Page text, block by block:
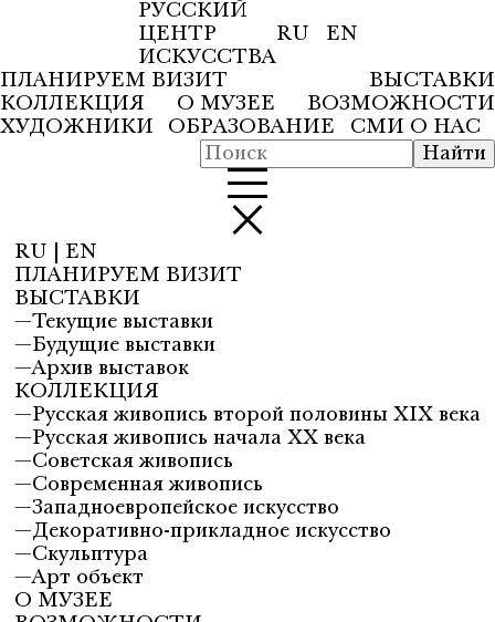
РУССКИЙ
ЦЕНТР
ИСКУССТВА
RU
EN
ПЛАНИРУЕМ ВИЗИТ
ВЫСТАВКИ
КОЛЛЕКЦИЯ
О МУЗЕЕ
ВОЗМОЖНОСТИ
ХУДОЖНИКИ
ОБРАЗОВАНИЕ СМИ О НАС
RU
EN
ПЛАНИРУЕМ ВИЗИТ
ВЫСТАВКИ
—Текущие выставки
—Будущие выставки
—Архив выставок
КОЛЛЕКЦИЯ
—Русская живопись второй половины XIX века
—Русская живопись начала XX века
—Советская живопись
—Современная живопись
—Западноевропейское искусство
—Декоративно-прикладное искусство
—Скульптура
—Арт объект
О МУЗЕЕ